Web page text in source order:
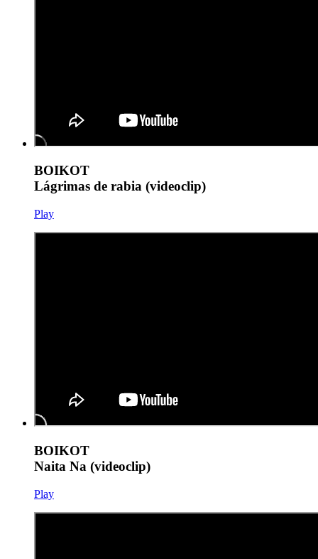
BOIKOT
Lágrimas de rabia (videoclip)
Play
BOIKOT
Naita Na (videoclip)
Play